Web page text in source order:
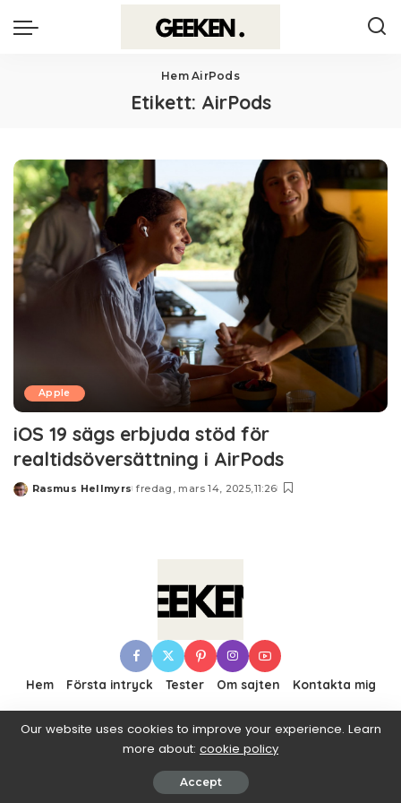
Hem AirPods
Etikett: AirPods
Apple
iOS 19 sägs erbjuda stöd för
realtidsöversättning i AirPods
Posted
Rasmus Hellmyrs fredag, mars 14, 2025,11:26
Hem Första intryck Tester Om sajten Kontakta mig
© 2016–2019 Pixwell made with Love, powered by
ThemeRuby.
Our website uses cookies to improve your experience. Learn
more about: cookie policy
Accept